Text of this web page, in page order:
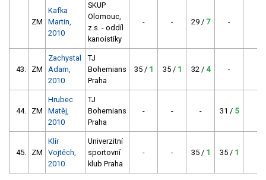
ZM
Kafka
Martin,
2010
SKUP
Olomouc,
z.s. - oddíl
kanoistiky
- - 29 / 7 -
43. ZM
Zachystal
Adam,
2010
TJ
Bohemians
Praha
35 / 1 35 / 1 32 / 4 -
44. ZM
Hrubec
Matěj,
2010
TJ
Bohemians
Praha
- - - 31 / 5
45. ZM
Klír
Vojtěch,
2010
Univerzitní
sportovní
klub Praha
- - 35 / 1 35 / 1